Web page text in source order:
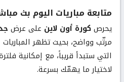
متابعة مباريات اليوم بث
يحرصكورة أون لاين على عرض
مرتّب وواضح، بحيث تظهر
التي ستبدأ قريباً، مع إمكانية
لاختيار ما يهمّك بسرعة.